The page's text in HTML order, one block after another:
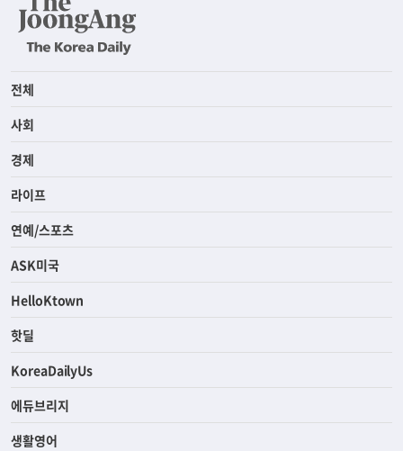
전체
사회
경제
라이프
연예/스포츠
ASK미국
HelloKtown
핫딜
KoreaDailyUs
에듀브리지
생활영어